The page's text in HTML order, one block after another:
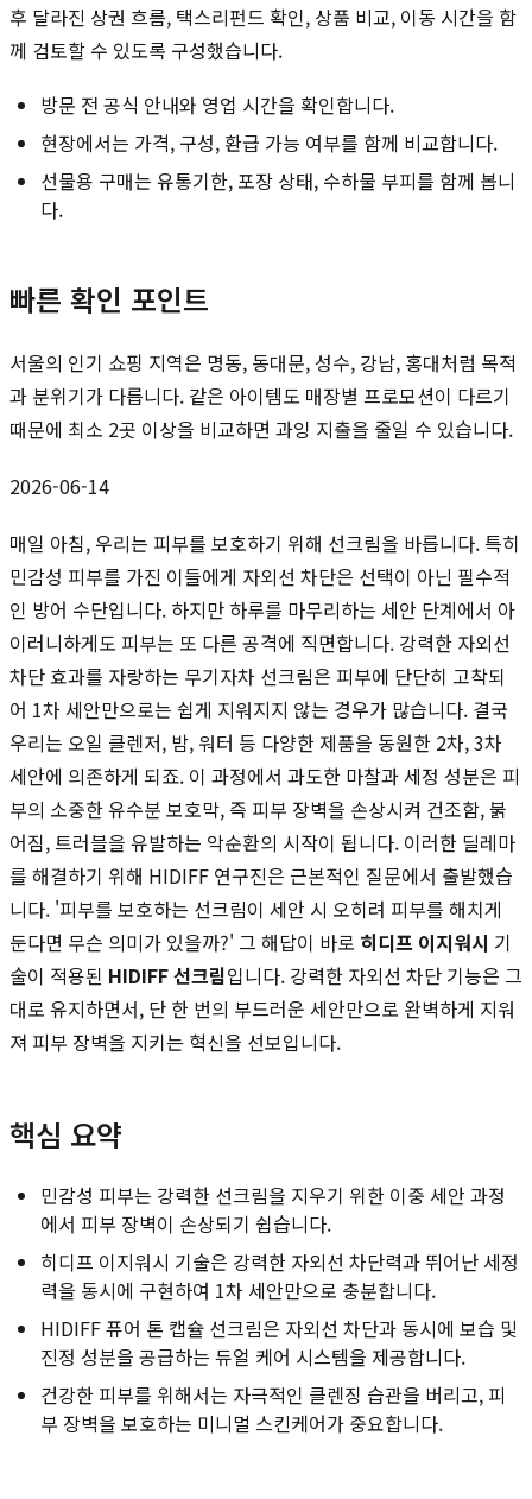
후 달라진 상권 흐름, 택스리펀드 확인, 상품 비교, 이동 시간을 함
께 검토할 수 있도록 구성했습니다.
방문 전 공식 안내와 영업 시간을 확인합니다.
현장에서는 가격, 구성, 환급 가능 여부를 함께 비교합니다.
선물용 구매는 유통기한, 포장 상태, 수하물 부피를 함께 봅니
다.
빠른 확인 포인트
서울의 인기 쇼핑 지역은 명동, 동대문, 성수, 강남, 홍대처럼 목적
과 분위기가 다릅니다. 같은 아이템도 매장별 프로모션이 다르기
때문에 최소 2곳 이상을 비교하면 과잉 지출을 줄일 수 있습니다.
2026-06-14
매일 아침, 우리는 피부를 보호하기 위해 선크림을 바릅니다. 특히
민감성 피부를 가진 이들에게 자외선 차단은 선택이 아닌 필수적
인 방어 수단입니다. 하지만 하루를 마무리하는 세안 단계에서 아
이러니하게도 피부는 또 다른 공격에 직면합니다. 강력한 자외선
차단 효과를 자랑하는 무기자차 선크림은 피부에 단단히 고착되
어 1차 세안만으로는 쉽게 지워지지 않는 경우가 많습니다. 결국
우리는 오일 클렌저, 밤, 워터 등 다양한 제품을 동원한 2차, 3차
세안에 의존하게 되죠. 이 과정에서 과도한 마찰과 세정 성분은 피
부의 소중한 유수분 보호막, 즉 피부 장벽을 손상시켜 건조함, 붉
어짐, 트러블을 유발하는 악순환의 시작이 됩니다. 이러한 딜레마
를 해결하기 위해 HIDIFF 연구진은 근본적인 질문에서 출발했습
니다. '피부를 보호하는 선크림이 세안 시 오히려 피부를 해치게
둔다면 무슨 의미가 있을까?' 그 해답이 바로 히디프 이지워시 기
술이 적용된 HIDIFF 선크림입니다. 강력한 자외선 차단 기능은 그
대로 유지하면서, 단 한 번의 부드러운 세안만으로 완벽하게 지워
져 피부 장벽을 지키는 혁신을 선보입니다.
핵심 요약
민감성 피부는 강력한 선크림을 지우기 위한 이중 세안 과정
에서 피부 장벽이 손상되기 쉽습니다.
히디프 이지워시 기술은 강력한 자외선 차단력과 뛰어난 세정
력을 동시에 구현하여 1차 세안만으로 충분합니다.
HIDIFF 퓨어 톤 캡슐 선크림은 자외선 차단과 동시에 보습 및
진정 성분을 공급하는 듀얼 케어 시스템을 제공합니다.
건강한 피부를 위해서는 자극적인 클렌징 습관을 버리고, 피
부 장벽을 보호하는 미니멀 스킨케어가 중요합니다.